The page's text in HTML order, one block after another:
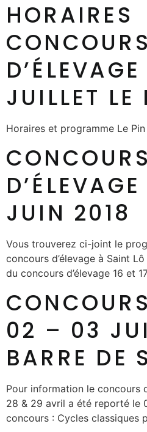
HORAIRES
CONCOURS
JUILLET LE
Horaires et programme Le
CONCOURS
JUIN 2018
Vous trouverez ci-joint le
concours d’élevage à Saint
du concours d’élevage 16 et
02 – 03
BARRE DE
Pour information le concours
28 & 29 avril a été reporté le
concours : Cycles classiques